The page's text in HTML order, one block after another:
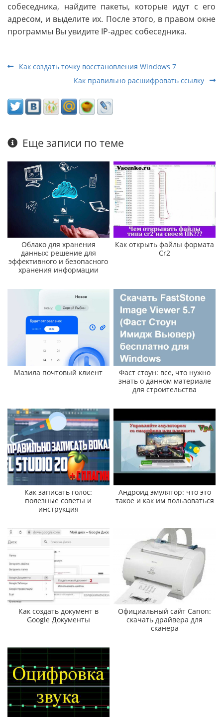
собеседника, найдите пакеты, которые идут с его
адресом, и выделите их. После этого, в правом окне
программы Вы увидите IP-адрес собеседника.
Как создать точку восстановления Windows 7
Как правильно расшифровать ссылку
Еще записи по теме
Облако для хранения
данных: решение для
эффективного и безопасного
хранения информации
Как открыть файлы формата
Cr2
Мазила почтовый клиент
Фаст стоун: все, что нужно
знать о данном материале
для строительства
Как записать голос:
полезные советы и
инструкция
Андроид эмулятор: что это
такое и как им пользоваться
Как создать документ в
Google Документы
Официальный сайт Canon:
скачать драйвера для
сканера